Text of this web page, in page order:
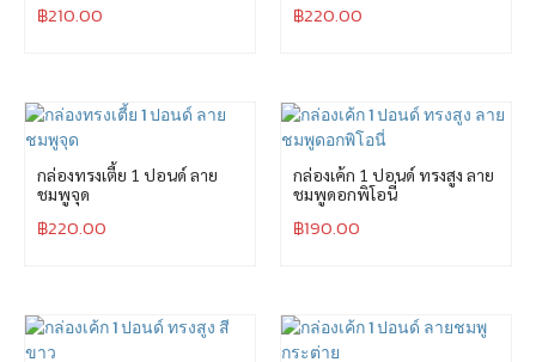
฿210.00 ฿220.00
กล่องทรงเตี้ย 1 ปอนด์ ลาย
ชมพูจุด
฿220.00
กล่องเค้ก 1 ปอนด์ ทรงสูง ลาย
ชมพูดอกพิโอนี่
฿190.00